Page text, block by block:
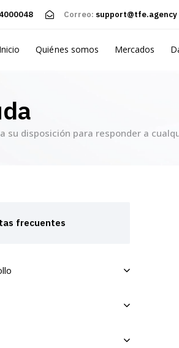
Correo: support@tfe.agency
Inicio Quiénes somos Mercados
su disposición para responder a
frecuentes